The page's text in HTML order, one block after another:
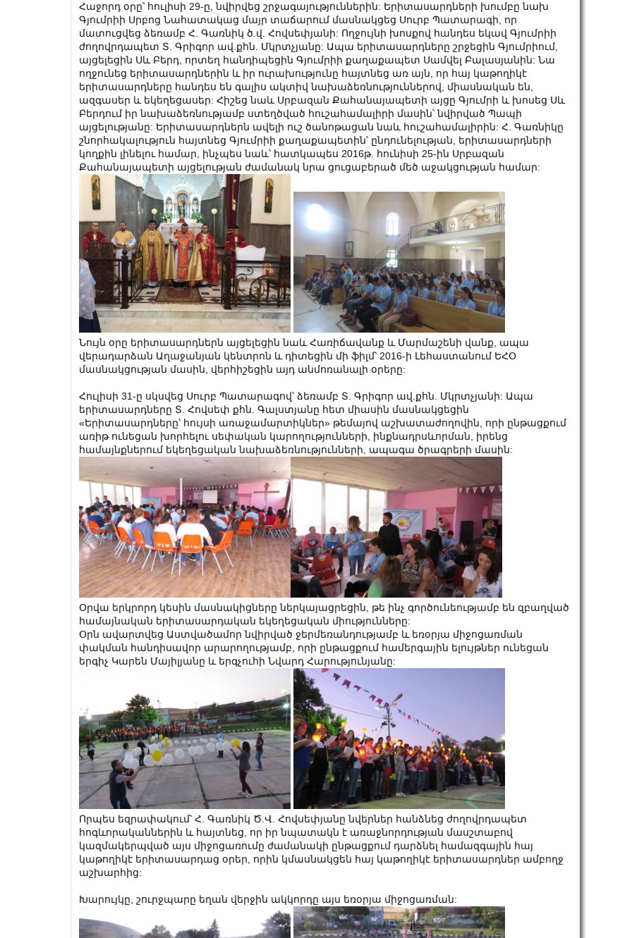
Հաջորդ օրը՝ հուլիսի 29-ը, նվիրվեց շրջագայություններին: Երիտասարդների խումբը նախ
Գյումրիի Սրբոց Նահատակաց մայր տաճարում մասնակցեց Սուրբ Պատարագի, որ
մատուցվեց ձեռամբ Հ. Գառնիկ ծ.վ. Հովսեփյանի: Ողջույնի խոսքով հանդես եկավ Գյումրիի
ժողովրդապետ Տ. Գրիգոր ավ.քհն. Մկրտչյանը: Ապա երիտասարդները շրջեցին Գյումրիում,
այցելեցին Սև Բերդ, որտեղ հանդիպեցին Գյումրիի քաղաքապետ Սամվել Բալասյանին: Նա
ողջունեց երիտասարդներին և իր ուրախությունը հայտնեց առ այն, որ հայ կաթողիկէ
երիտասարդները հանդես են գալիս ակտիվ նախաձեռնություններով, միասնական են,
ազգասեր և եկեղեցասեր: Հիշեց նաև Սրբազան Քահանայապետի այցը Գյումրի և խոսեց Սև
Բերդում իր նախաձեռնությամբ ստեղծված հուշահամալիրի մասին՝ նվիրված Պապի
այցելությանը: Երիտասարդներն ավելի ուշ ծանոթացան նաև հուշահամալիրին: Հ. Գառնիկը
շնորհակալություն հայտնեց Գյումրիի քաղաքապետին՝ ընդունելության, երիտասարդների
կողքին լինելու համար, ինչպես նաև՝ հատկապես 2016թ. հունիսի 25-ին Սրբազան
Քահանայապետի այցելության ժամանակ նրա ցուցաբերած մեծ աջակցության համար:
Նույն օրը երիտասարդներն այցելեցին նաև Հառիճավանք և Մարմաշենի վանք, ապա
վերադարձան Աղաջանյան կենտրոն և դիտեցին մի ֆիլմ՝ 2016-ի Լեհաստանում ԵՀՕ
մասնակցության մասին, վերհիշեցին այդ անմոռանալի օրերը:
Հուլիսի 31-ը սկսվեց Սուրբ Պատարագով՝ ձեռամբ Տ. Գրիգոր ավ.քհն. Մկրտչյանի: Ապա
երիտասարդները Տ. Հովսեփ քհն. Գալստյանը հետ միասին մասնակցեցին
«Երիտասարդները՝ հույսի առաջամարտիկներ» թեմայով աշխատաժողովին, որի ընթացքում
առիթ ունեցան խորհելու սեփական կարողությունների, ինքնադրսևորման, իրենց
համայնքներում եկեղեցական նախաձեռնությունների, ապագա ծրագրերի մասին:
Օրվա երկրորդ կեսին մասնակիցները ներկայացրեցին, թե ինչ գործունեությամբ են զբաղված
համայնական երիտասարդական եկեղեցական միությունները:
Օրն ավարտվեց Աստվածամոր նվիրված ջերմեռանդությամբ և եռօրյա միջոցառման
փակման հանդիսավոր արարողությամբ, որի ընթացքում համերգային ելույթներ ունեցան
երգիչ Կարեն Մայիլյանը և երգչուհի Նվարդ Հարությունյանը:
Որպես եզրափակում՝ Հ. Գառնիկ Ծ.Վ. Հովսեփյանը նվերներ հանձնեց ժողովրդապետ
հոգևորականներին և հայտնեց, որ իր նպատակն է առաջնորդության մասշտաբով
կազմակերպված այս միջոցառումը ժամանակի ընթացքում դարձնել համազգային հայ
կաթողիկէ երիտասարդաց օրեր, որին կմասնակցեն հայ կաթողիկէ երիտասարդներ ամբողջ
աշխարհից:
Խարույկը, շուրջպարը եղան վերջին ակկորդը այս եռօրյա միջոցառման: